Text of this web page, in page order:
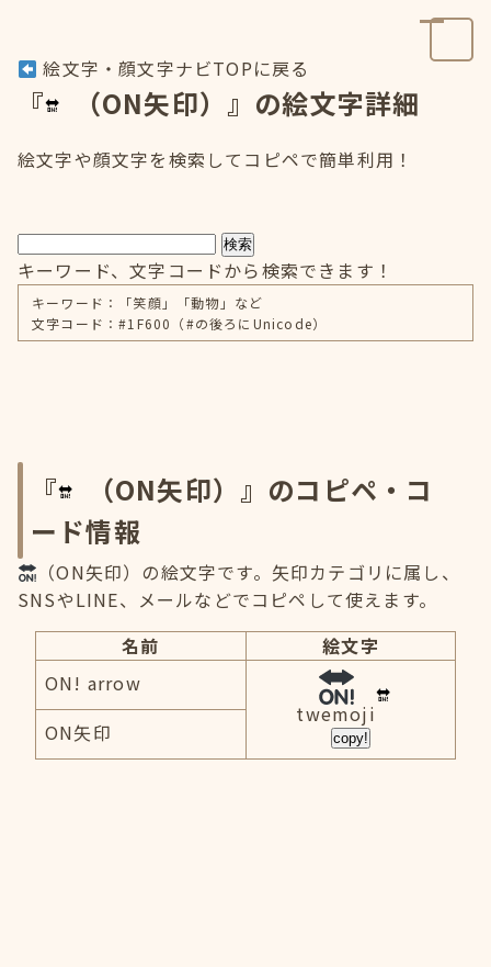
絵文字・顔文字ナビTOPに戻る
『 （ON矢印）』の絵文字詳細
絵文字や顔文字を検索してコピペで簡単利用！
検索
キーワード、文字コードから検索できます！
キーワード：「笑顔」「動物」など
文字コード：#1F600（#の後ろにUnicode）
『
（ON矢印）』のコピペ・コ
ード情報
（ON矢印）の絵文字です。矢印カテゴリに属し、
SNSやLINE、メールなどでコピペして使えます。
名前
絵文字
ON! arrow
twemoji
copy!
ON矢印